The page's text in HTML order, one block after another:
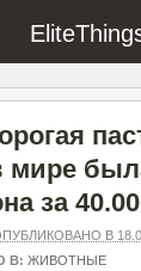
мире
за
В
В: ЖИВОТНЫЕ